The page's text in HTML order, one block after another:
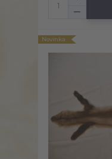
Novinka